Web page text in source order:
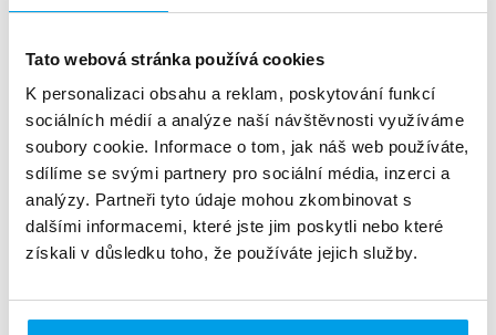
Tato webová stránka používá cookies
K personalizaci obsahu a reklam, poskytování funkcí
sociálních médií a analýze naší návštěvnosti využíváme
soubory cookie. Informace o tom, jak náš web používáte,
sdílíme se svými partnery pro sociální média, inzerci a
analýzy. Partneři tyto údaje mohou zkombinovat s
dalšími informacemi, které jste jim poskytli nebo které
získali v důsledku toho, že používáte jejich služby.
Price
per SMS message
0,0145 EUR
+ 0,00 EUR(one-time activation)
+ 0,00 EUR(monthly fee)